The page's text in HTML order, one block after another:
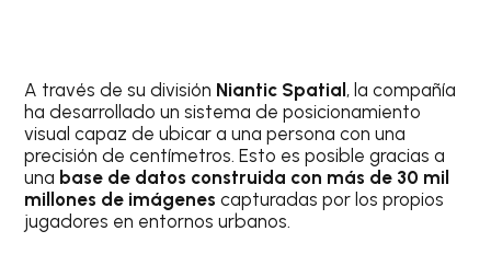
A través de su división Niantic Spatial, la compañía
ha desarrollado un sistema de posicionamiento
visual capaz de ubicar a una persona con una
precisión de centímetros. Esto es posible gracias a
una base de datos construida con más de 30 mil
millones de imágenes capturadas por los propios
jugadores en entornos urbanos.